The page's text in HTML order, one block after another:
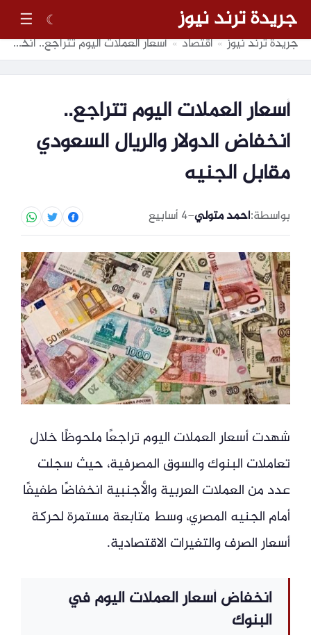
جريدة ترند نيوز ☾
☰
جريدة ترند نيوز » اقتصاد » أسعار العملات اليوم تتراجع.. انخفاض الدولار والريال السعودي مقابل الجنيه
أسعار العملات اليوم تتراجع..
انخفاض الدولار والريال السعودي
مقابل الجنيه
بواسطة:احمد متولي–4 أسابيع
شهدت أسعار العملات اليوم تراجعًا ملحوظًا خلال
تعاملات البنوك والسوق المصرفية، حيث سجلت
عدد من العملات العربية والأجنبية انخفاضًا طفيفًا
أمام الجنيه المصري، وسط متابعة مستمرة لحركة
أسعار الصرف والتغيرات الاقتصادية.
انخفاض أسعار العملات اليوم في
البنوك